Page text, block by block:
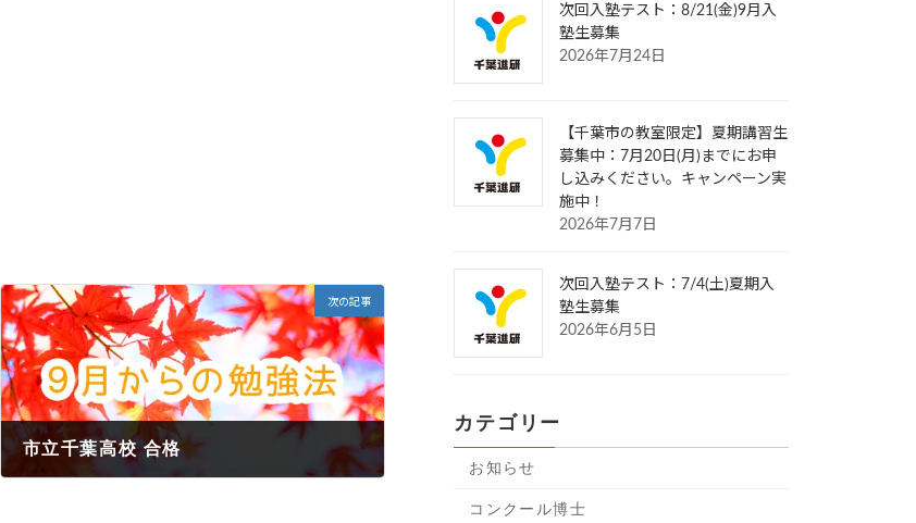
次の記事
市立千葉高校 合格
次回入塾テスト：8/21(金)9月入
塾生募集
2026年7月24日
【千葉市の教室限定】夏期講習生
募集中：7月20日(月)までにお申
し込みください。キャンペーン実
施中！
2026年7月7日
次回入塾テスト：7/4(土)夏期入
塾生募集
2026年6月5日
カテゴリー
お知らせ
コンクール博士